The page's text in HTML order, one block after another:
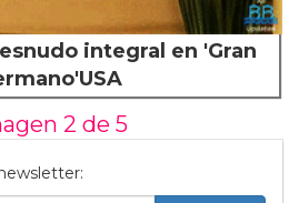
integral en 'Gran
2 de 5